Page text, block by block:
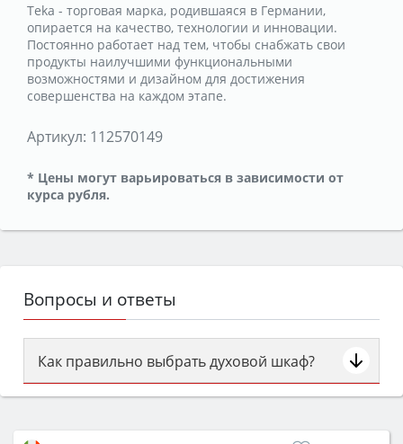
Teka - торговая марка, родившаяся в Германии,
опирается на качество, технологии и инновации.
Постоянно работает над тем, чтобы снабжать свои
продукты наилучшими функциональными
возможностями и дизайном для достижения
совершенства на каждом этапе.
Артикул: 112570149
* Цены могут варьироваться в зависимости от
курса рубля.
Вопросы и ответы
Как правильно выбрать духовой шкаф?
Сначала определитесь с типом (газовый или